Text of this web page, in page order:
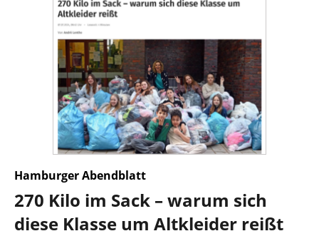
Hamburger Abendblatt
270 Kilo im Sack – warum sich
diese Klasse um Altkleider reißt